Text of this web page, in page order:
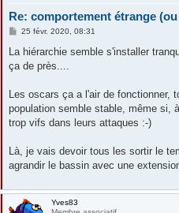
Re: comportement étrange
M
s
a
25 févr. 2020, 08:31
La hiérarchie semble s'installer
ça de près....
Les oscars ça a l'air de fonctionner,
population semble stable, même si,
trop vifs dans leurs attaques :-)
Là, je vais devoir tous les sortir le
agrandir le bassin avec une
Yves83